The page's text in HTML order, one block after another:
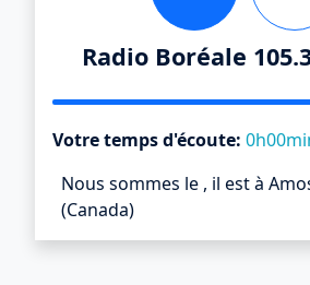
Radio Boréale
Votre temps d'écoute:
Nous sommes le , il està
(Canada)